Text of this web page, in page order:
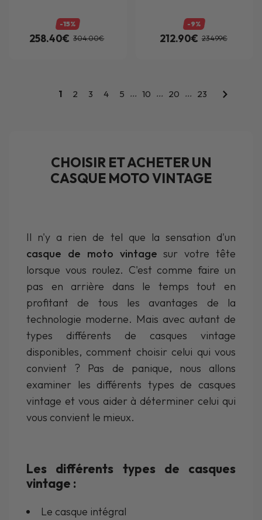
-15%
258.40€ 304.00€
-9%
212.90€ 234.99€
1 2 3 4 5 ... 10 ... 20 ... 23
CHOISIR ET ACHETER UN
CASQUE MOTO VINTAGE
Il n'y a rien de tel que la sensation d'un
casque de moto vintage sur votre tête
lorsque vous roulez. C'est comme faire un
pas en arrière dans le temps tout en
profitant de tous les avantages de la
technologie moderne. Mais avec autant de
types différents de casques vintage
disponibles, comment choisir celui qui vous
convient ? Pas de panique, nous allons
examiner les différents types de casques
vintage et vous aider à déterminer celui qui
vous convient le mieux.
Les différents types de casques
vintage :
Le casque intégral